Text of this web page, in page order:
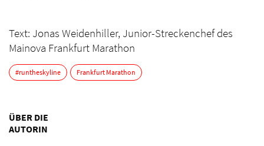
Text: Jonas Weidenhiller, Junior-Streckenchef des
Mainova Frankfurt Marathon
#runtheskyline Frankfurt Marathon
ÜBER DIE
AUTORIN